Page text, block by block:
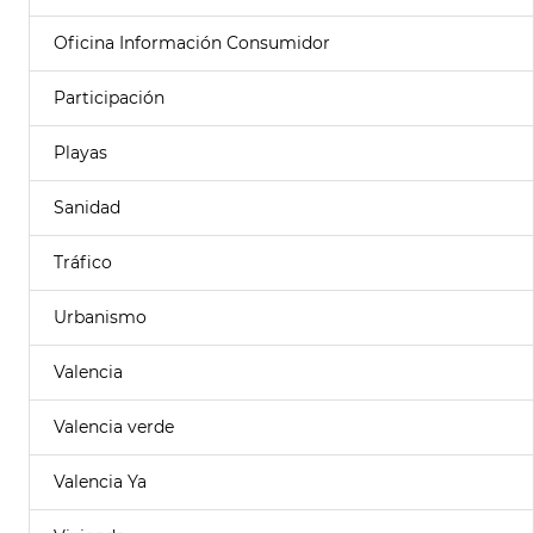
Oficina Información Consumidor
Participación
Playas
Sanidad
Tráfico
Urbanismo
Valencia
Valencia verde
Valencia Ya